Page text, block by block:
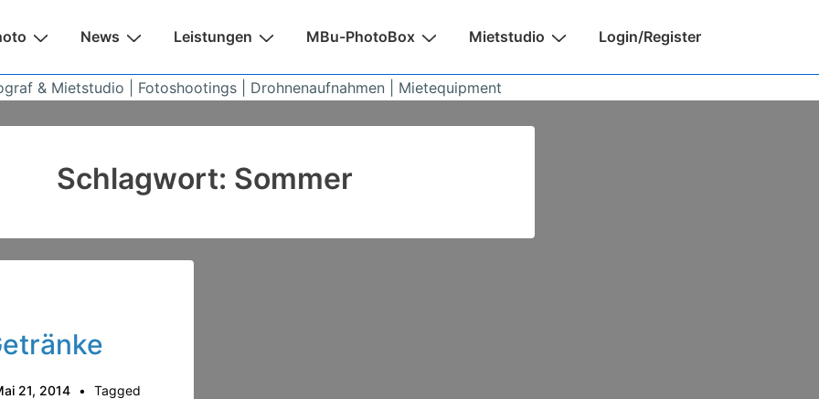
News Leistungen MBu-PhotoBox Mietstudio Login/Register
& Mietstudio | Fotoshootings | Drohnenaufnahmen | Mietequipment
Schlagwort: Sommer
21, 2014
Tagged